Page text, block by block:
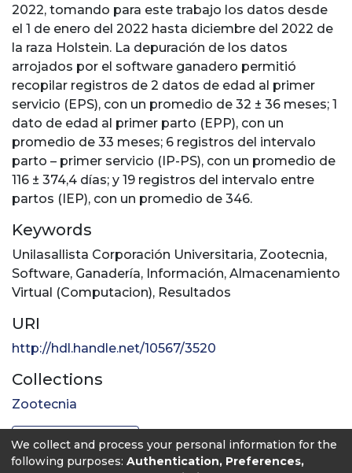
2022, tomando para este trabajo los datos desde
el 1 de enero del 2022 hasta diciembre del 2022 de
la raza Holstein. La depuración de los datos
arrojados por el software ganadero permitió
recopilar registros de 2 datos de edad al primer
servicio (EPS), con un promedio de 32 ± 36 meses; 1
dato de edad al primer parto (EPP), con un
promedio de 33 meses; 6 registros del intervalo
parto – primer servicio (IP-PS), con un promedio de
116 ± 374,4 días; y 19 registros del intervalo entre
partos (IEP), con un promedio de 346.
Keywords
Unilasallista Corporación Universitaria, Zootecnia,
Software, Ganadería, Información, Almacenamiento
Virtual (Computacion), Resultados
URI
http://hdl.handle.net/10567/3520
Collections
Zootecnia
Full item page
We collect and process your personal information for the
following purposes: Authentication, Preferences,